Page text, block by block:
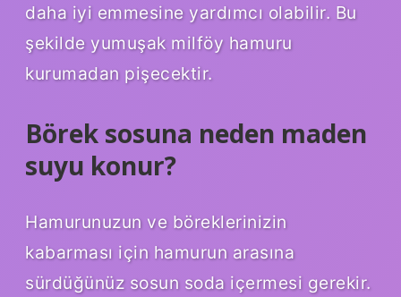
daha iyi emmesine yardımcı olabilir. Bu
şekilde yumuşak milföy hamuru
kurumadan pişecektir.
Börek sosuna neden maden
suyu konur?
Hamurunuzun ve böreklerinizin
kabarması için hamurun arasına
sürdüğünüz sosun soda içermesi gerekir.